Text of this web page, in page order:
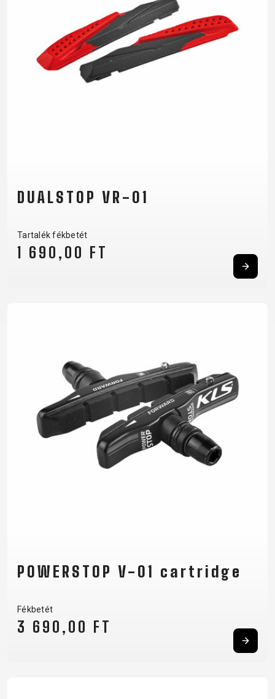
DUALSTOP VR-01
Tartalék fékbetét
1 690,00 FT
POWERSTOP V-01 cartridge
Fékbetét
3 690,00 FT